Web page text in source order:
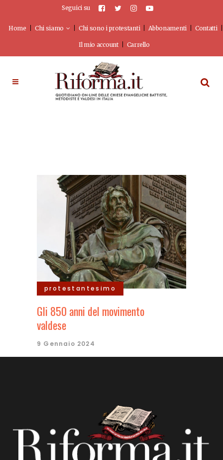
Seguici su
Home Chi siamo Chi sono i protestanti Abbonamenti Contatti
Il mio account Carrello
protestantesimo
Gli 850 anni del movimento
valdese
9 Gennaio 2024